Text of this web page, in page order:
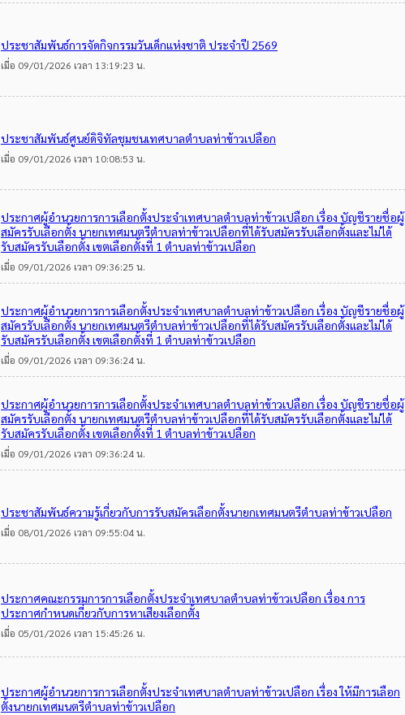
ประชาสัมพันธ์การจัดกิจกรรมวันเด็กแห่งชาติ ประจำปี 2569
เมื่อ 09/01/2026 เวลา 13:19:23 น.
ประชาสัมพันธ์ศูนย์ดิจิทัลชุมชนเทศบาลตำบลท่าข้าวเปลือก
เมื่อ 09/01/2026 เวลา 10:08:53 น.
ประกาศผู้อำนวยการการเลือกตั้งประจำเทศบาลตำบลท่าข้าวเปลือก เรื่อง บัญชีรายชื่อผู้
สมัครรับเลือกตั้ง นายกเทศมนตรีตำบลท่าข้าวเปลือกที่ได้รับสมัครรับเลือกตั้งและไม่ได้
รับสมัครรับเลือกตั้ง เขตเลือกตั้งที่ 1 ตำบลท่าข้าวเปลือก
เมื่อ 09/01/2026 เวลา 09:36:25 น.
ประกาศผู้อำนวยการการเลือกตั้งประจำเทศบาลตำบลท่าข้าวเปลือก เรื่อง บัญชีรายชื่อผู้
สมัครรับเลือกตั้ง นายกเทศมนตรีตำบลท่าข้าวเปลือกที่ได้รับสมัครรับเลือกตั้งและไม่ได้
รับสมัครรับเลือกตั้ง เขตเลือกตั้งที่ 1 ตำบลท่าข้าวเปลือก
เมื่อ 09/01/2026 เวลา 09:36:24 น.
ประกาศผู้อำนวยการการเลือกตั้งประจำเทศบาลตำบลท่าข้าวเปลือก เรื่อง บัญชีรายชื่อผู้
สมัครรับเลือกตั้ง นายกเทศมนตรีตำบลท่าข้าวเปลือกที่ได้รับสมัครรับเลือกตั้งและไม่ได้
รับสมัครรับเลือกตั้ง เขตเลือกตั้งที่ 1 ตำบลท่าข้าวเปลือก
เมื่อ 09/01/2026 เวลา 09:36:24 น.
ประชาสัมพันธ์ความรู้เกี่ยวกับการรับสมัครเลือกตั้งนายกเทศมนตรีตำบลท่าข้าวเปลือก
เมื่อ 08/01/2026 เวลา 09:55:04 น.
ประกาศคณะกรรมการการเลือกตั้งประจำเทศบาลตำบลท่าข้าวเปลือก เรื่อง การ
ประกาศกำหนดเกี่ยวกับการหาเสียงเลือกตั้ง
เมื่อ 05/01/2026 เวลา 15:45:26 น.
ประกาศผู้อำนวยการการเลือกตั้งประจำเทศบาลตำบลท่าข้าวเปลือก เรื่อง ให้มีการเลือก
ตั้งนายกเทศมนตรีตำบลท่าข้าวเปลือก